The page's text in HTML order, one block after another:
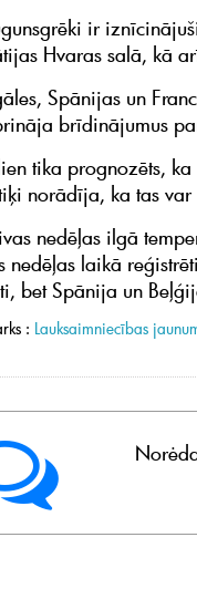
ir
Hvaras salā, kā
Spānijas un
brīdinājumus
tika prognozēts,
norādīja, ka tas
nedēļas ilgā
nedēļas laikā
bet Spānija un
: Lauksaimniecības